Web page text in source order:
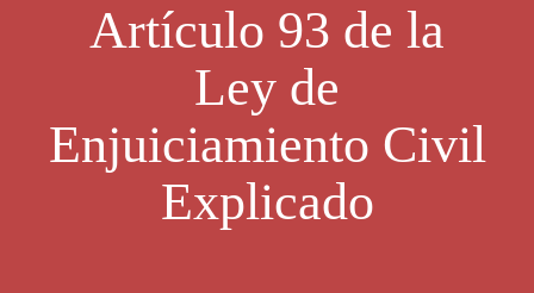
Artículo 93 de la
Ley de
Enjuiciamiento Civil
Explicado